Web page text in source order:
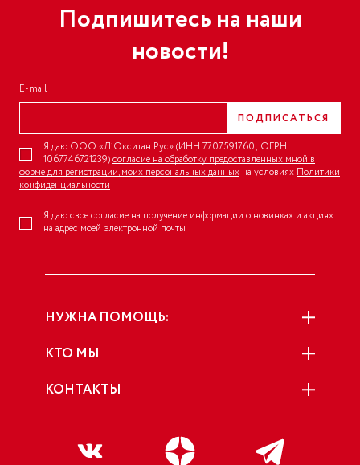
Подпишитесь на наши
новости!
E-mail
ПОДПИСАТЬСЯ
Я даю ООО «Л’Окситан Рус» (ИНН 7707591760; ОГРН
1067746721239)согласие на обработку, предоставленных мной в
форме для регистрации, моих персональных данных на условиях Политики
конфиденциальности
Я даю свое согласие на получение информации о новинках и акциях
на адрес моей электронной почты
НУЖНА ПОМОЩЬ:
КТО МЫ
КОНТАКТЫ